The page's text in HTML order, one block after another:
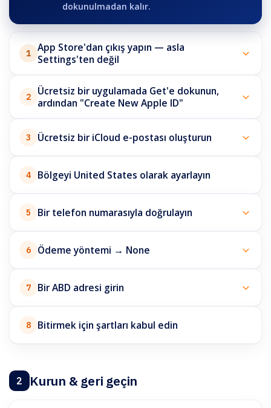
dokunulmadan kalır.
1
App Store'dan çıkış yapın — asla
Settings'ten değil
2
Ücretsiz bir uygulamada Get'e dokunun,
ardından "Create New Apple ID"
3 Ücretsiz bir iCloud e-postası oluşturun
4 Bölgeyi United States olarak ayarlayın
5 Bir telefon numarasıyla doğrulayın
6 Ödeme yöntemi → None
7 Bir ABD adresi girin
8 Bitirmek için şartları kabul edin
2 Kurun & geri geçin